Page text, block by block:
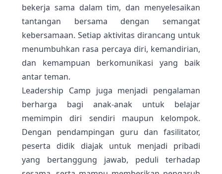
bekerja sama dalam tim, dan menyelesaikan
tantangan bersama dengan semangat
kebersamaan. Setiap aktivitas dirancang untuk
menumbuhkan rasa percaya diri, kemandirian,
dan kemampuan berkomunikasi yang baik
antar teman.
Leadership Camp juga menjadi pengalaman
berharga bagi anak-anak untuk belajar
memimpin diri sendiri maupun kelompok.
Dengan pendampingan guru dan fasilitator,
peserta didik diajak untuk menjadi pribadi
yang bertanggung jawab, peduli terhadap